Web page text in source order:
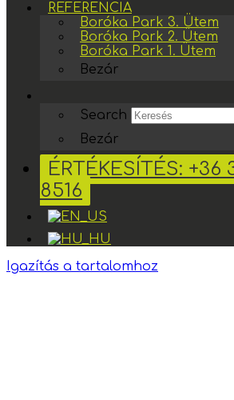
REFERENCIA
Boróka Park 3. Ütem
Boróka Park 2. Ütem
Boróka Park 1. Ütem
Bezár
Search
Bezár
ÉRTÉKESÍTÉS: +36
8516
Igazítás a tartalomhoz